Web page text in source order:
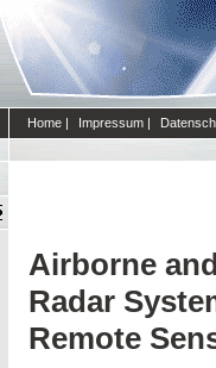
Home | Impressum |
Airborne
Radar
Remote